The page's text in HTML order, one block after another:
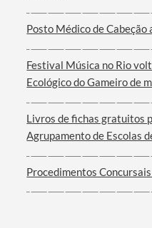
Categorias gerais
Posto Médico de Cabeção
Festival Música no Rio
Ecológico do Gameiro de
Livros de fichas gratuitos
Agrupamento de Escolas
Procedimentos